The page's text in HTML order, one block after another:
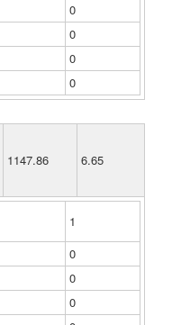
0
0
0
0
1147.86 6.65
1
0
0
0